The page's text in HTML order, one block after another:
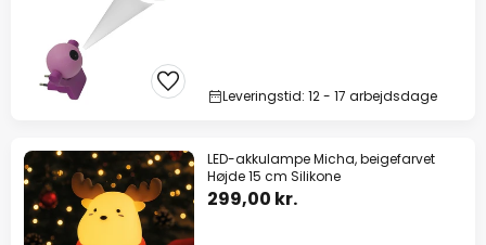
Leveringstid: 12 - 17 arbejdsdage
LED-akkulampe Micha, beigefarvet
Højde 15 cm Silikone
299,00 kr.